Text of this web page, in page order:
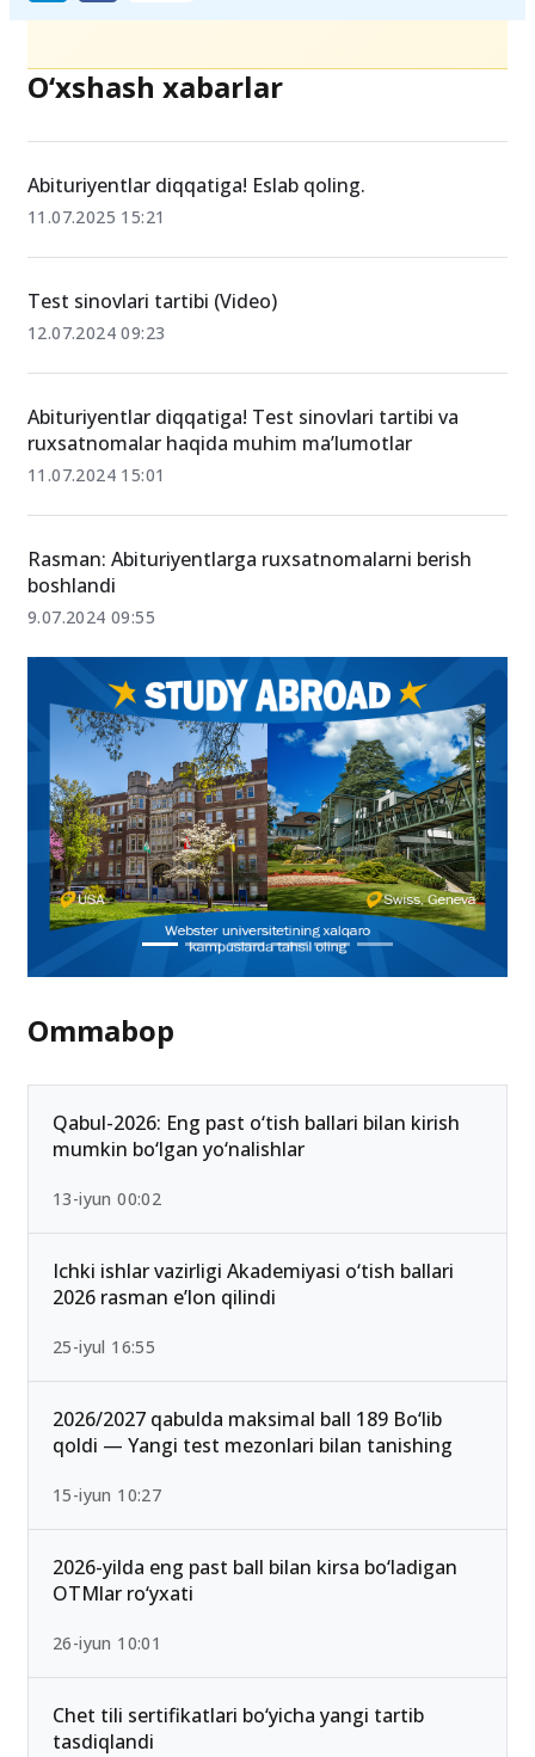
O‘xshash xabarlar
Abituriyentlar diqqatiga! Eslab qoling.
11.07.2025 15:21
Test sinovlari tartibi (Video)
12.07.2024 09:23
ruxsatnomalar haqida muhim ma’lumotlar
11.07.2024 15:01
9.07.2024 09:55
Ommabop
Qabul-2026: Eng past o‘tish ballari bilan kirish
mumkin bo‘lgan yo‘nalishlar
13-iyun 00:02
Ichki ishlar vazirligi Akademiyasi o‘tish ballari
2026 rasman e’lon qilindi
25-iyul 16:55
2026/2027 qabulda maksimal ball 189 Bo‘lib
qoldi — Yangi test mezonlari bilan tanishing
15-iyun 10:27
2026-yilda eng past ball bilan kirsa bo‘ladigan
OTMlar ro‘yxati
26-iyun 10:01